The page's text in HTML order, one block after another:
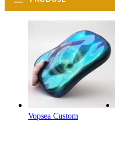
Vopsea Custom